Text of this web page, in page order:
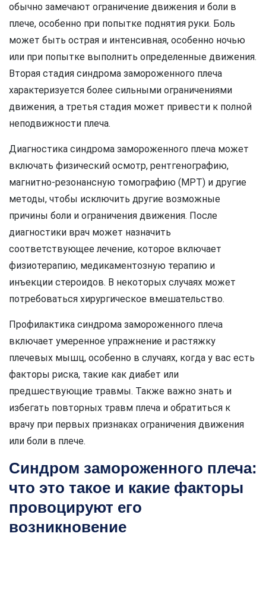
обычно замечают ограничение движения и боли в
плече, особенно при попытке поднятия руки. Боль
может быть острая и интенсивная, особенно ночью
или при попытке выполнить определенные движения.
Вторая стадия синдрома замороженного плеча
характеризуется более сильными ограничениями
движения, а третья стадия может привести к полной
неподвижности плеча.
Диагностика синдрома замороженного плеча может
включать физический осмотр, рентгенографию,
магнитно-резонансную томографию (МРТ) и другие
методы, чтобы исключить другие возможные
причины боли и ограничения движения. После
диагностики врач может назначить
соответствующее лечение, которое включает
физиотерапию, медикаментозную терапию и
инъекции стероидов. В некоторых случаях может
потребоваться хирургическое вмешательство.
Профилактика синдрома замороженного плеча
включает умеренное упражнение и растяжку
плечевых мышц, особенно в случаях, когда у вас есть
факторы риска, такие как диабет или
предшествующие травмы. Также важно знать и
избегать повторных травм плеча и обратиться к
врачу при первых признаках ограничения движения
или боли в плече.
Синдром замороженного плеча:
что это такое и какие факторы
провоцируют его
возникновение